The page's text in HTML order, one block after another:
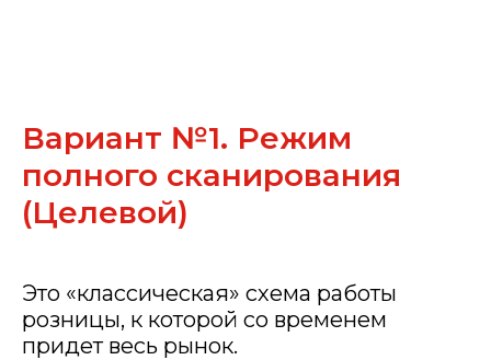
Вариант №1. Режим
полного сканирования
(Целевой)
Это «классическая» схема работы
розницы, к которой со временем
придет весь рынок.